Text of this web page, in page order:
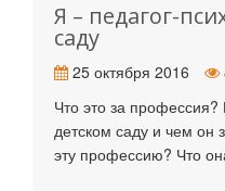
Я – педагог-
саду
25 октября 2016
Что это за профессия?
детском саду и чем он
эту профессию? Что